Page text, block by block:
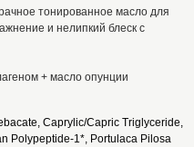
тонированное масло для
и нелипкий блеск с
+ масло опунции
Caprylic/Capric Triglyceride,
Polypeptide-1*, Portulaca Pilosa